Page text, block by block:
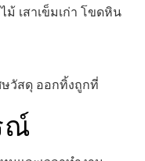
เสาเข็มเก่า โขดหิน
วัสดุ ออกทิ้งถูกที่
ณ์